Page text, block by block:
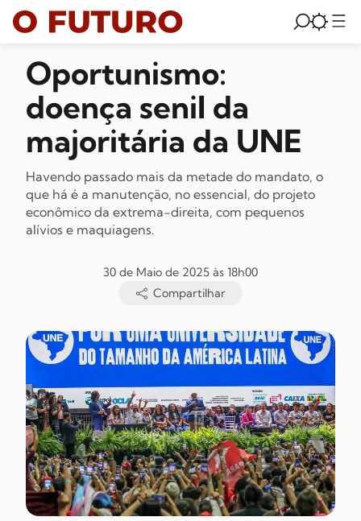
Oportunismo:
doença senil da
majoritária da UNE
Havendo passado mais da metade do mandato, o
que há é a manutenção, no essencial, do projeto
econômico da extrema-direita, com pequenos
alívios e maquiagens.
30 de Maio de 2025 às 18h00
Compartilhar